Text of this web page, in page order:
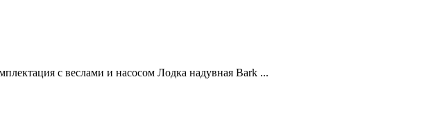
c веслами и насосом Лодка надувная Bark ...